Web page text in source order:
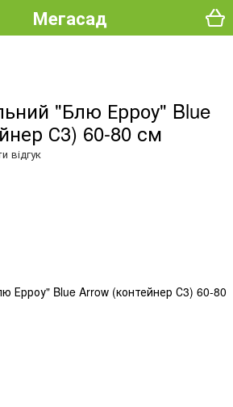
Мегасад
"Блю Ерроу" Blue
С3) 60-80 см
відгук